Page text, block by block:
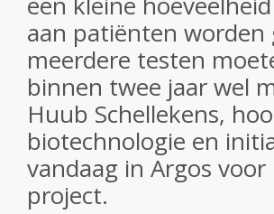
aan patiënten
meerdere testen
binnen twee jaar wel
Huub Schellekens,
biotechnologie en
vandaag in Argos
project.